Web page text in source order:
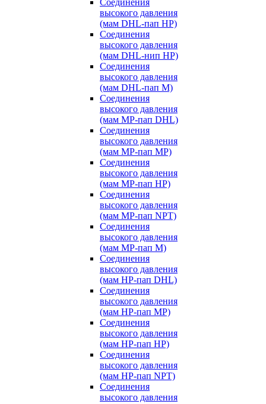
Соединения
высокого давления
(мам DHL-пап HP)
Соединения
высокого давления
(мам DHL-нип HP)
Соединения
высокого давления
(мам DHL-пап M)
Соединения
высокого давления
(мам MP-пап DHL)
Соединения
высокого давления
(мам MP-пап MP)
Соединения
высокого давления
(мам MP-пап HP)
Соединения
высокого давления
(мам MP-пап NPT)
Соединения
высокого давления
(мам MP-пап M)
Соединения
высокого давления
(мам HP-пап DHL)
Соединения
высокого давления
(мам HP-пап MP)
Соединения
высокого давления
(мам HP-пап HP)
Соединения
высокого давления
(мам HP-пап NPT)
Соединения
высокого давления